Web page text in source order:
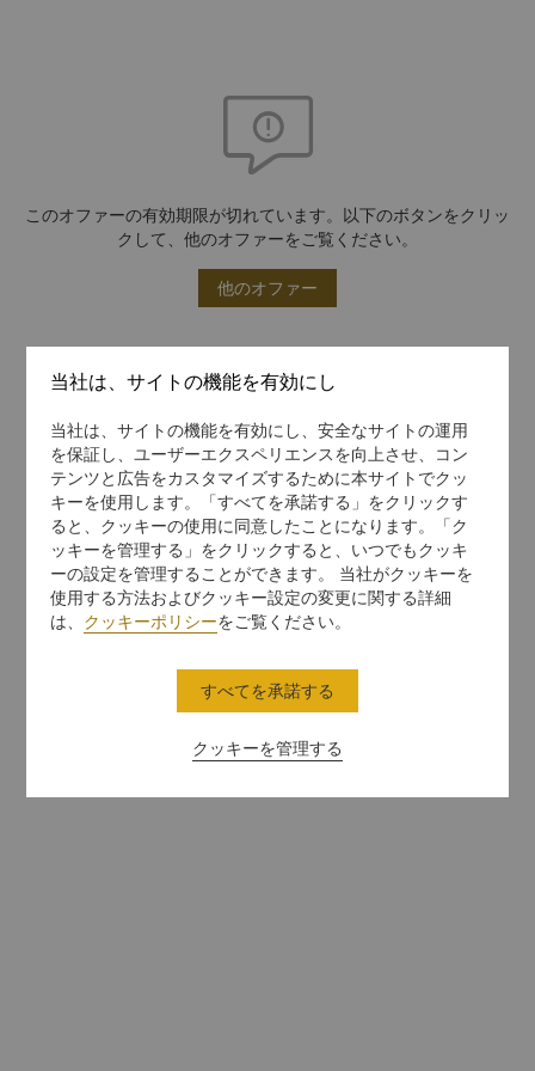
このオファーの有効期限が切れています。以下のボタンをクリッ
クして、他のオファーをご覧ください。
他のオファー
当社は、サイトの機能を有効にし
当社は、サイトの機能を有効にし、安全なサイトの運用
を保証し、ユーザーエクスペリエンスを向上させ、コン
テンツと広告をカスタマイズするために本サイトでクッ
キーを使用します。「すべてを承諾する」をクリックす
ると、クッキーの使用に同意したことになります。「ク
ッキーを管理する」をクリックすると、いつでもクッキ
ーの設定を管理することができます。 当社がクッキーを
使用する方法およびクッキー設定の変更に関する詳細
は、 クッキーポリシーをご覧ください。
クッキーを管理する
すべてを承諾する